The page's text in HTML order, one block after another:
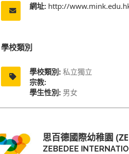
網址: http://
學校類別
學校類別: 私立獨立
宗教:
學生性別: 男女
思百德國際幼稚園
ZEBEDEE